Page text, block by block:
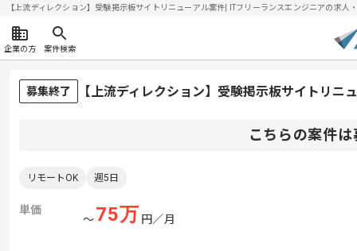
【上流ディレクション】受験掲示板サイトリニューアル案件| ITフリーランスエンジニアの求
企業の方 案件検索
募集終了 【上流ディレクション】受験掲示板サイトリニ
こちらの案件
リモートOK 週5日
単価
〜75万 円／月